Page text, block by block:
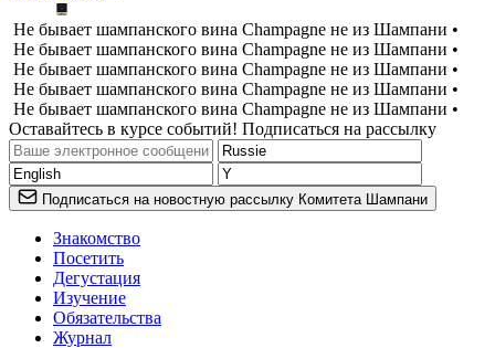
Не бывает шампанского вина Champagne не из Шампани •
Не бывает шампанского вина Champagne не из Шампани •
Не бывает шампанского вина Champagne не из Шампани •
Не бывает шампанского вина Champagne не из Шампани •
Не бывает шампанского вина Champagne не из Шампани •
Оставайтесь в курсе событий! Подписаться на рассылку
Подписаться на новостную рассылку Комитета Шампани
Знакомство
Посетить
Дегустация
Изучение
Обязательства
Журнал